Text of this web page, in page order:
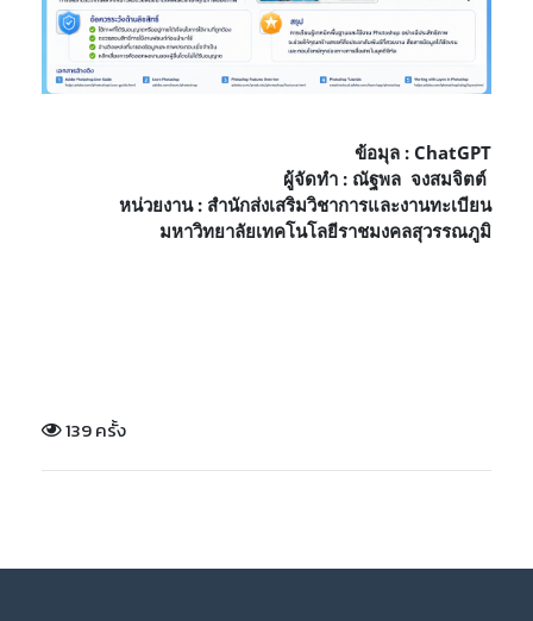
ข้อมุล : ChatGPT
ผู้จัดทำ : ณัฐพล จงสมจิตต์
หน่วยงาน : สำนักส่งเสริมวิชาการและงานทะเบียน
มหาวิทยาลัยเทคโนโลยีราชมงคลสุวรรณภูมิ
139 ครั้ง